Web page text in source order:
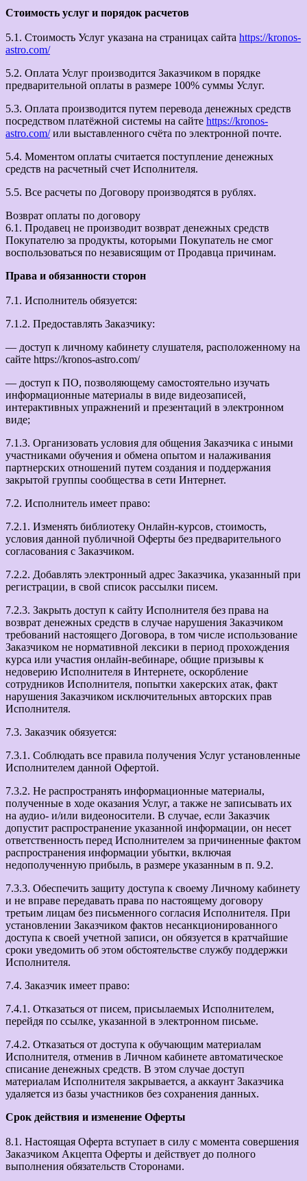
Стоимость услуг и порядок расчетов
5.1. Стоимость Услуг указана на страницах сайта https://kronos-
astro.com/
5.2. Оплата Услуг производится Заказчиком в порядке
предварительной оплаты в размере 100% суммы Услуг.
5.3. Оплата производится путем перевода денежных средств
посредством платёжной системы на сайте https://kronos-
astro.com/или выставленного счёта по электронной почте.
5.4. Моментом оплаты считается поступление денежных
средств на расчетный счет Исполнителя.
5.5. Все расчеты по Договору производятся в рублях.
Возврат оплаты по договору
6.1. Продавец не производит возврат денежных средств
Покупателю за продукты, которыми Покупатель не смог
воспользоваться по независящим от Продавца причинам.
Права и обязанности сторон
7.1. Исполнитель обязуется:
7.1.2. Предоставлять Заказчику:
— доступ к личному кабинету слушателя, расположенному на
сайте https://kronos-astro.com/
— доступ к ПО, позволяющему самостоятельно изучать
информационные материалы в виде видеозаписей,
интерактивных упражнений и презентаций в электронном
виде;
7.1.3. Организовать условия для общения Заказчика с иными
участниками обучения и обмена опытом и налаживания
партнерских отношений путем создания и поддержания
закрытой группы сообщества в сети Интернет.
7.2. Исполнитель имеет право:
7.2.1. Изменять библиотеку Онлайн-курсов, стоимость,
условия данной публичной Оферты без предварительного
согласования с Заказчиком.
7.2.2. Добавлять электронный адрес Заказчика, указанный при
регистрации, в свой список рассылки писем.
7.2.3. Закрыть доступ к сайту Исполнителя без права на
возврат денежных средств в случае нарушения Заказчиком
требований настоящего Договора, в том числе использование
Заказчиком не нормативной лексики в период прохождения
курса или участия онлайн-вебинаре, общие призывы к
недоверию Исполнителя в Интернете, оскорбление
сотрудников Исполнителя, попытки хакерских атак, факт
нарушения Заказчиком исключительных авторских прав
Исполнителя.
7.3. Заказчик обязуется:
7.3.1. Соблюдать все правила получения Услуг установленные
Исполнителем данной Офертой.
7.3.2. Не распространять информационные материалы,
полученные в ходе оказания Услуг, а также не записывать их
на аудио- и/или видеоносители. В случае, если Заказчик
допустит распространение указанной информации, он несет
ответственность перед Исполнителем за причиненные фактом
распространения информации убытки, включая
недополученную прибыль, в размере указанным в п. 9.2.
7.3.3. Обеспечить защиту доступа к своему Личному кабинету
и не вправе передавать права по настоящему договору
третьим лицам без письменного согласия Исполнителя. При
установлении Заказчиком фактов несанкционированного
доступа к своей учетной записи, он обязуется в кратчайшие
сроки уведомить об этом обстоятельстве службу поддержки
Исполнителя.
7.4. Заказчик имеет право:
7.4.1. Отказаться от писем, присылаемых Исполнителем,
перейдя по ссылке, указанной в электронном письме.
7.4.2. Отказаться от доступа к обучающим материалам
Исполнителя, отменив в Личном кабинете автоматическое
списание денежных средств. В этом случае доступ
материалам Исполнителя закрывается, а аккаунт Заказчика
удаляется из базы участников без сохранения данных.
Срок действия и изменение Оферты
8.1. Настоящая Оферта вступает в силу с момента совершения
Заказчиком Акцепта Оферты и действует до полного
выполнения обязательств Сторонами.